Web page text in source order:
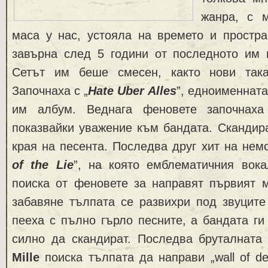
жанра, с
маса у нас, устояла на времето и
завърна след 5 години от последното им
Сетът им беше смесен, както нови
Започнаха с „Hate Uber Alles”,
им албум. Веднага феновете
показвайки уважение към бандата.
края на песента. Последва друг хит на
of the Lie”, на която емблематичния
поиска от феновете за направят първият
забавяне тълпата се развихри под
пееха с пълно гърло песните, а бандата
силно да скандират. Последва бруталната
Mille поиска тълпата да направи „wall of